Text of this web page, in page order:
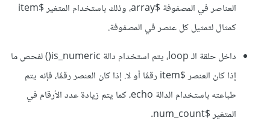
العناصر في المصفوفة $array، وذلك باستخدام المتغير $item
كمثال لتمثيل كل عنصر في المصفوفة.
داخل حلقة الـ loop، يتم استخدام دالة is_numeric() لفحص ما
إذا كان العنصر $item رقمًا أو لا. إذا كان العنصر رقمًا، فإنه يتم
طباعته باستخدام الدالة echo، كما يتم زيادة عدد الأرقام في
المتغير $num_count.